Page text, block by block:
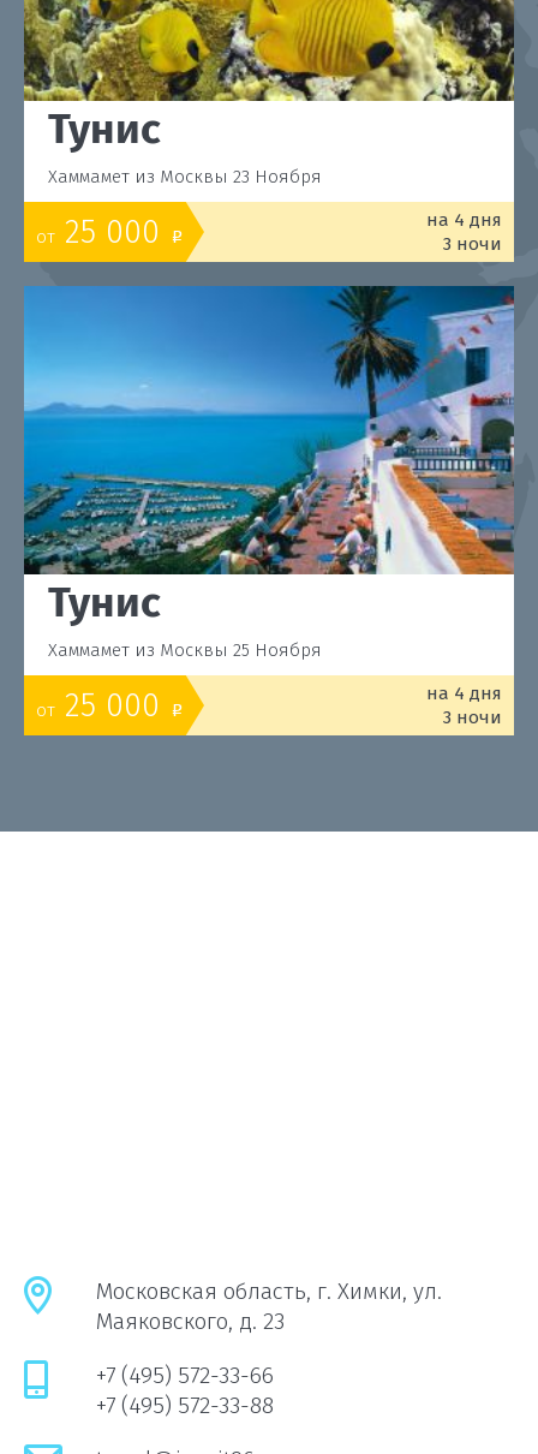
Тунис
Хаммамет из Москвы 23 Ноября
от 25 000 o
на 4 дня
3 ночи
Тунис
Хаммамет из Москвы 25 Ноября
от 25 000 o
на 4 дня
3 ночи
Московская область, г. Химки, ул.
Маяковского, д. 23
+7 (495) 572-33-66
+7 (495) 572-33-88